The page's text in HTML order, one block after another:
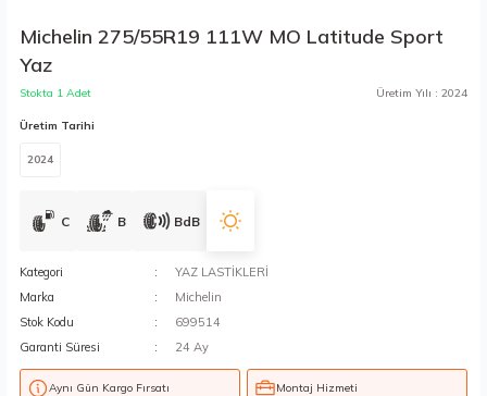
Michelin 275/55R19 111W MO Latitude Sport
Yaz
Stokta 1 Adet Üretim Yılı : 2024
Üretim Tarihi
2024
C B BdB
Kategori
YAZ LASTİKLERİ
Marka
Michelin
Stok Kodu
699514
Garanti Süresi
24 Ay
Aynı Gün Kargo Fırsatı Montaj Hizmeti